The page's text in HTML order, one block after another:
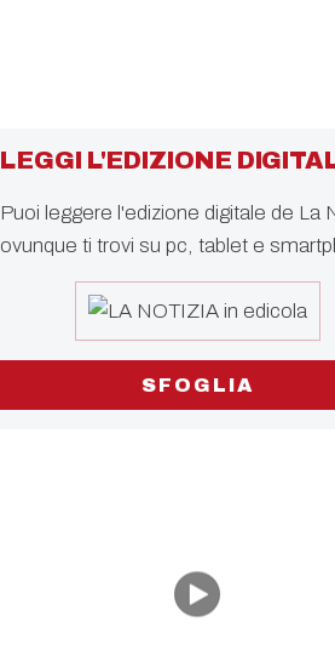
LEGGI L'EDIZIONE
Puoi leggere l'edizione digitale de La
ovunque ti trovi su pc, tablet e
SFOGLIA